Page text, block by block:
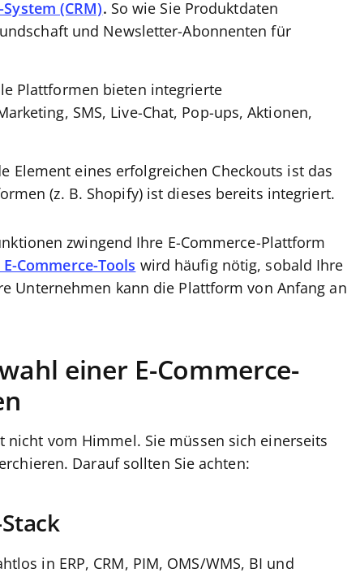
(CRM). So wie Sie Produktdaten
und Newsletter-Abonnenten für
Plattformen bieten integrierte
SMS, Live-Chat, Pop-ups, Aktionen,
Element eines erfolgreichen Checkouts ist das
(z. B. Shopify) ist dieses bereits integriert.
zwingend Ihre E-Commerce-Plattform
Commerce-Tools wird häufig nötig, sobald Ihre
Unternehmen kann die Plattform von Anfang an
einer E-Commerce-
nicht vom Himmel. Sie müssen sich einerseits
Darauf sollten Sie achten:
in ERP, CRM, PIM, OMS/WMS, BI und